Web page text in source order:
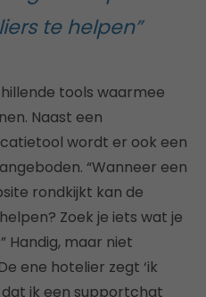
te helpen”
tools waarmee
Naast een
wordt er ook een
“Wanneer een
rondkijkt kan de
Zoek je iets wat je
Handig, maar niet
ene hotelier zegt ‘ik
ik een supportchat